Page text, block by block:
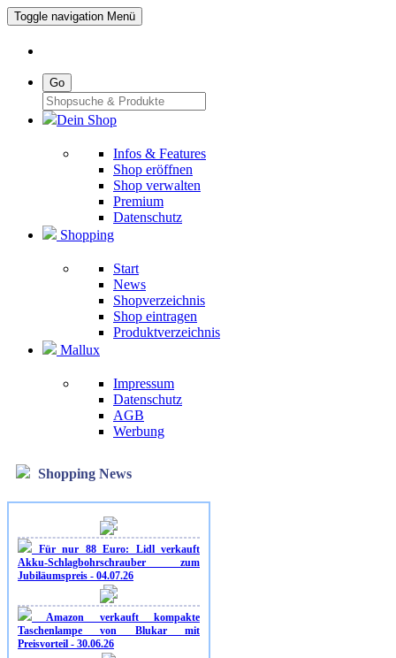
Toggle navigation Menü
Go
Dein Shop
Infos & Features
Shop eröffnen
Shop verwalten
Premium
Datenschutz
Shopping
Start
News
Shopverzeichnis
Shop eintragen
Produktverzeichnis
Mallux
Impressum
Datenschutz
AGB
Werbung
Shopping News
Für nur 88 Euro: Lidl verkauft
Akku-Schlagbohrschrauber zum
Jubiläumspreis - 04.07.26
Amazon verkauft kompakte
Taschenlampe von Blukar mit
Preisvorteil - 30.06.26